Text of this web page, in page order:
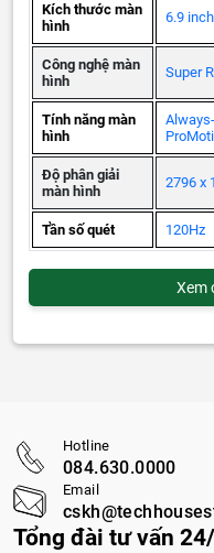
Kích thước màn
hình
6.9 inch
Công nghệ màn
hình
Super
Tính năng màn
hình
Độ phân giải
màn hình
2796 x
Tần số quét 120Hz
Xem
Tổng đài tư vấn
Hotline
084.630.0000
Email